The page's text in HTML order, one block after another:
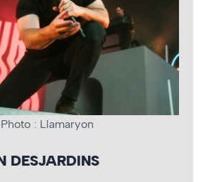
: Llamaryon
DESJARDINS